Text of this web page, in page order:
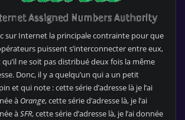
sur Internet la principale contrainte pour que
puissent s’interconnecter entre eux,
qu’il ne soit pas distribué deux fois la même
Donc, il y a quelqu’un qui a un petit
et qui note : cette série d’adresse là je l’ai
à Orange, cette série d’adresse là, je l’ai
àSFR, cette série d’adresse là, je l’ai donnée